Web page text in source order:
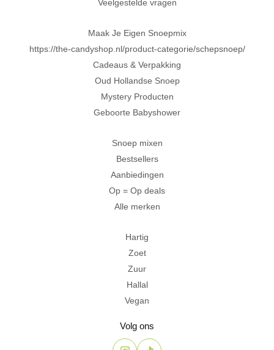
Veelgestelde vragen
Maak Je Eigen Snoepmix
https://the-candyshop.nl/product-categorie/schepsnoep/
Cadeaus & Verpakking
Oud Hollandse Snoep
Mystery Producten
Geboorte Babyshower
Snoep mixen
Bestsellers
Aanbiedingen
Op = Op deals
Alle merken
Hartig
Zoet
Zuur
Hallal
Vegan
Volg ons